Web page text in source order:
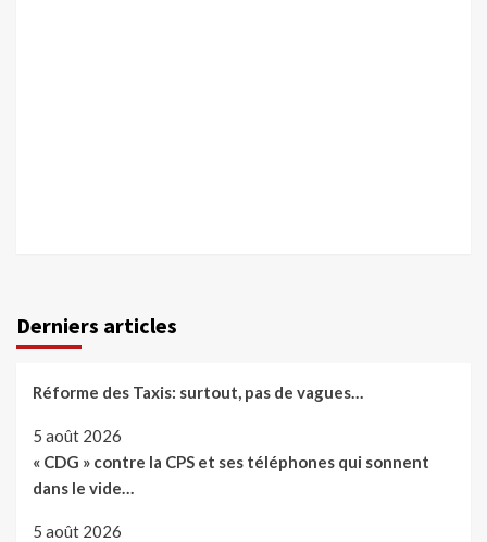
Derniers articles
Réforme des Taxis: surtout, pas de vagues…
5 août 2026
« CDG » contre la CPS et ses téléphones qui sonnent
dans le vide…
5 août 2026